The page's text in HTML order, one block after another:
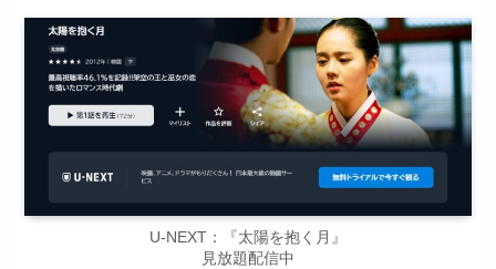
U-NEXT：『太陽を抱く月』
見放題配信中